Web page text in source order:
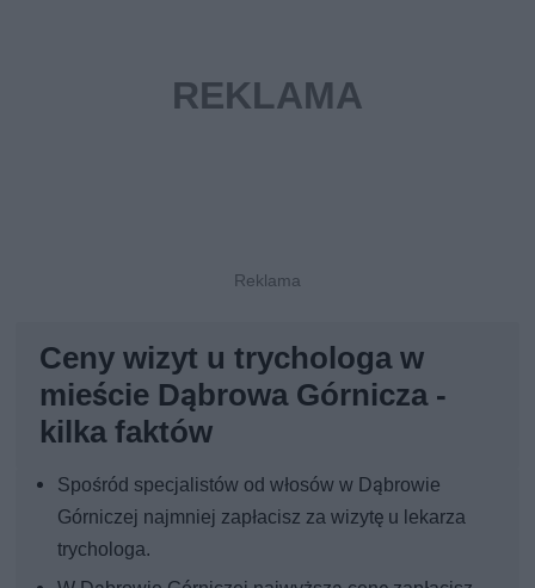
Ceny wizyt u trychologa w
mieście Dąbrowa Górnicza -
kilka faktów
Spośród specjalistów od włosów w Dąbrowie
Górniczej najmniej zapłacisz za wizytę u lekarza
trychologa.